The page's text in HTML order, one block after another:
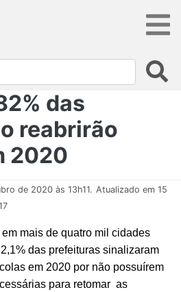
das
reabrirão
2020
de 2020 às 13h11. Atualizado em 15
mais de quatro mil cidades
das prefeituras sinalizaram
em 2020 por não possuírem
para retomar as